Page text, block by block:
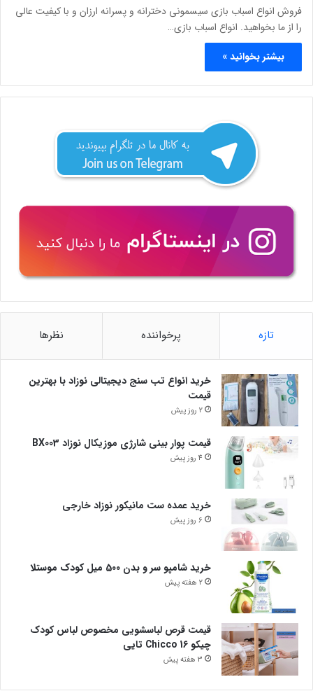
فروش انواع اسباب بازی سیسمونی دخترانه و پسرانه ارزان و با کیفیت عالی
را از ما بخواهید. انواع اسباب بازی…
بیشتر بخوانید »
تازه پرخواننده نظرها
خرید انواع تب سنج دیجیتالی نوزاد با بهترین
قیمت
2 روز پیش
قیمت پوار بینی شارژی موزیکال نوزاد BX003
4 روز پیش
خرید عمده ست مانیکور نوزاد خارجی
6 روز پیش
خرید شامپو سر و بدن 500 میل کودک موستلا
2 هفته پیش
قیمت قرص لباسشویی مخصوص لباس کودک
چیکو Chicco 16 تایی
3 هفته پیش